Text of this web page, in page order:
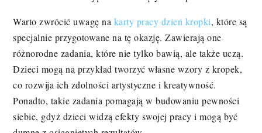
Warto zwrócić uwagę na karty pracy dzień kropki, które są
specjalnie przygotowane na tę okazję. Zawierają one
różnorodne zadania, które nie tylko bawią, ale także uczą.
Dzieci mogą na przykład tworzyć własne wzory z kropek,
co rozwija ich zdolności artystyczne i kreatywność.
Ponadto, takie zadania pomagają w budowaniu pewności
siebie, gdyż dzieci widzą efekty swojej pracy i mogą być